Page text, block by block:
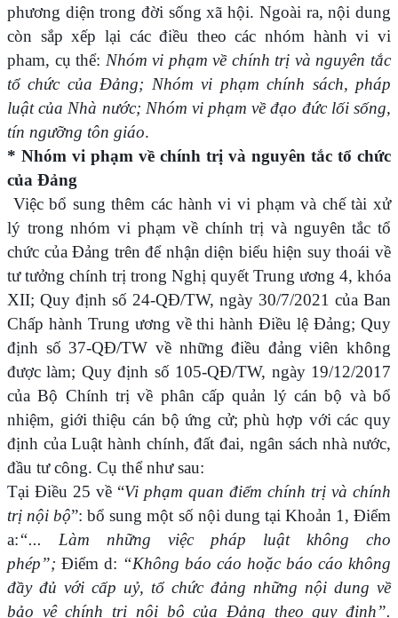
phương diện trong đời sống xã hội. Ngoài ra, nội dung
còn sắp xếp lại các điều theo các nhóm hành vi vi
pham, cụ thể: Nhóm vi phạm về chính trị và nguyên tắc
tổ chức của Đảng; Nhóm vi phạm chính sách, pháp
luật của Nhà nước; Nhóm vi phạm về đạo đức lối sống,
tín ngưỡng tôn giáo.
* Nhóm vi phạm về chính trị và nguyên tắc tổ chức
của Đảng
Việc bổ sung thêm các hành vi vi phạm và chế tài xử
lý trong nhóm vi phạm về chính trị và nguyên tắc tổ
chức của Đảng trên để nhận diện biểu hiện suy thoái về
tư tưởng chính trị trong Nghị quyết Trung ương 4, khóa
XII; Quy định số 24-QĐ/TW, ngày 30/7/2021 của Ban
Chấp hành Trung ương về thi hành Điều lệ Đảng; Quy
định số 37-QĐ/TW về những điều đảng viên không
được làm; Quy định số 105-QĐ/TW, ngày 19/12/2017
của Bộ Chính trị về phân cấp quản lý cán bộ và bổ
nhiệm, giới thiệu cán bộ ứng cử; phù hợp với các quy
định của Luật hành chính, đất đai, ngân sách nhà nước,
đầu tư công. Cụ thể như sau:
Tại Điều 25 về “Vi phạm quan điểm chính trị và chính
trị nội bộ”: bổ sung một số nội dung tại Khoản 1, Điểm
a:“... Làm những việc pháp luật không cho
phép”; Điểm d: “Không báo cáo hoặc báo cáo không
đầy đủ với cấp uỷ, tổ chức đảng những nội dung về
bảo vệ chính trị nội bộ của Đảng theo quy định”.